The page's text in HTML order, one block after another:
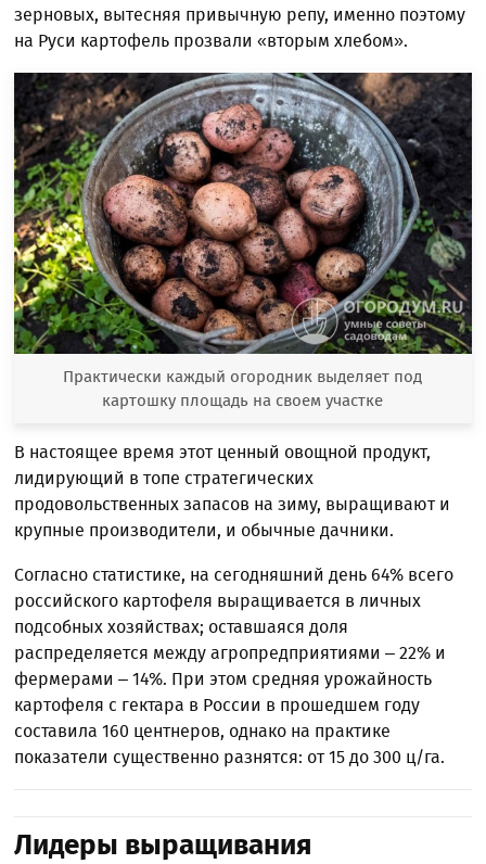
зерновых, вытесняя привычную репу, именно поэтому
на Руси картофель прозвали «вторым хлебом».
Практически каждый огородник выделяет под
картошку площадь на своем участке
В настоящее время этот ценный овощной продукт,
лидирующий в топе стратегических
продовольственных запасов на зиму, выращивают и
крупные производители, и обычные дачники.
Согласно статистике, на сегодняшний день 64% всего
российского картофеля выращивается в личных
подсобных хозяйствах; оставшаяся доля
распределяется между агропредприятиями – 22% и
фермерами – 14%. При этом средняя урожайность
картофеля с гектара в России в прошедшем году
составила 160 центнеров, однако на практике
показатели существенно разнятся: от 15 до 300 ц/га.
Лидеры выращивания